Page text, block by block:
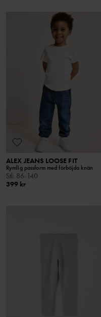
ALEX JEANS LOOSE FIT
Rymlig passform med förböjda knän
Stl: 86-140
399 kr